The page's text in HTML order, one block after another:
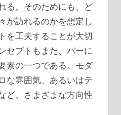
る。そのためにも、ど
が訪れるのかを想定し
を工夫することが大切
セプトもまた、バーに
素の一つである。モダ
な雰囲気、あるいはテ
ど、さまざまな方向性